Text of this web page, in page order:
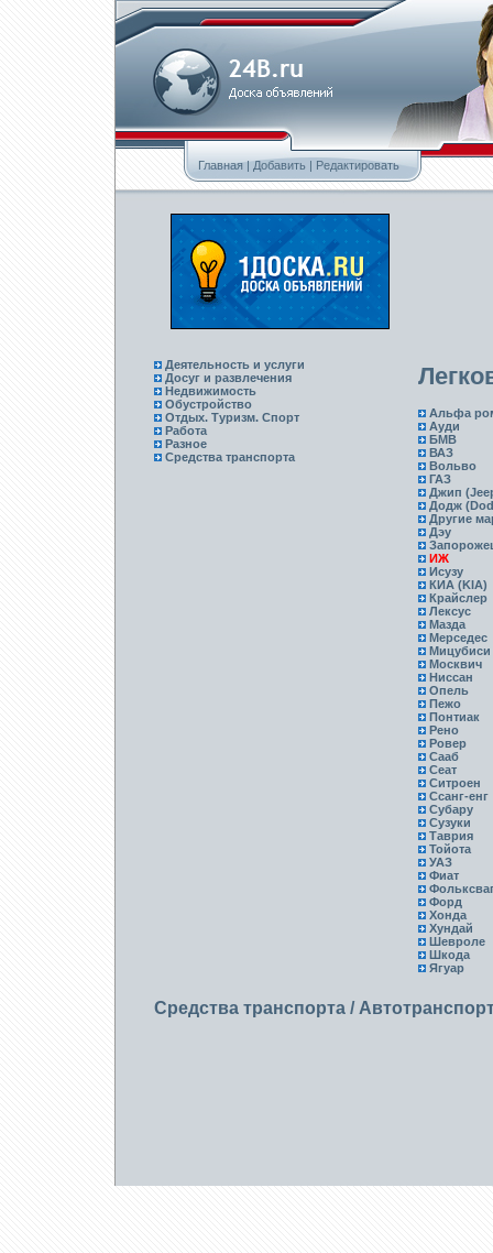
Главная|Добавить | Редактировать
Деятельность и услуги
Досуг и развлечения
Недвижимость
Обустройство
Отдых. Туризм. Спорт
Работа
Разное
Средства транспорта
Альфа
Ауди
БМВ
ВАЗ
Вольво
ГАЗ
Джип
Додж
Другие
Дэу
ИЖ
Исузу
КИА (KIA)
Крайслер
Лексус
Мазда
Мерседес
Мицубиси
Москвич
Ниссан
Опель
Пежо
Понтиак
Рено
Ровер
Сааб
Сеат
Ситроен
Ссанг-енг
Субару
Сузуки
Таврия
Тойота
УАЗ
Фиат
Форд
Хонда
Хундай
Шевроле
Шкода
Ягуар
Средства транспорта /